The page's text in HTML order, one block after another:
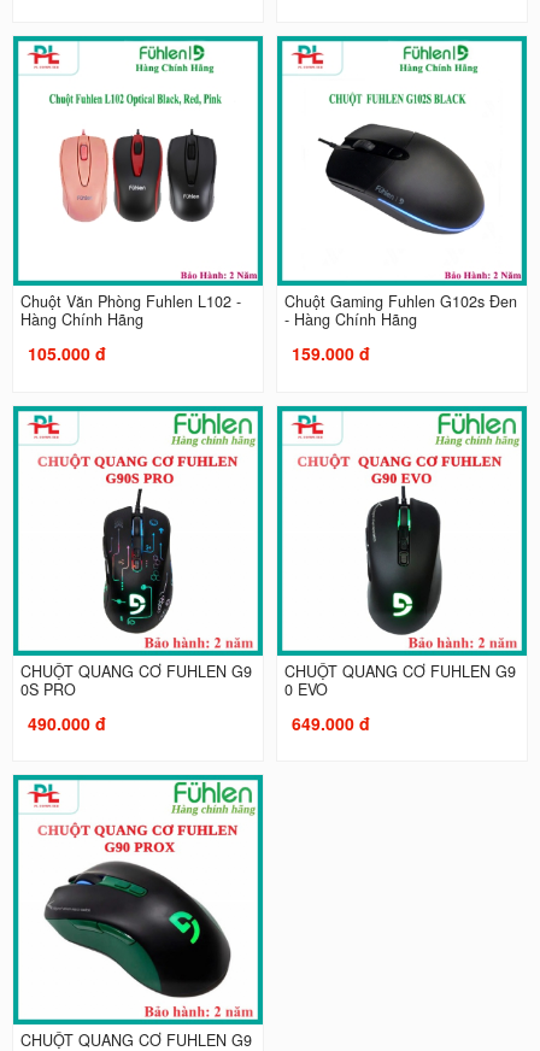
Chuột Văn Phòng Fuhlen L102 -
Hàng Chính Hãng
105.000 đ
Chuột Gaming Fuhlen G102s Đen
- Hàng Chính Hãng
159.000 đ
CHUỘT QUANG CƠ FUHLEN G9
0S PRO
490.000 đ
CHUỘT QUANG CƠ FUHLEN G9
0 EVO
649.000 đ
CHUỘT QUANG CƠ FUHLEN G9